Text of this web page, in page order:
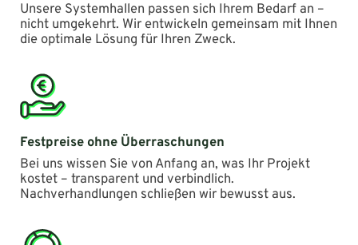
Unsere Systemhallen passen sich Ihrem Bedarf an –
nicht umgekehrt. Wir entwickeln gemeinsam mit Ihnen
die optimale Lösung für Ihren Zweck.
Festpreise ohne Überraschungen
Bei uns wissen Sie von Anfang an, was Ihr Projekt
kostet – transparent und verbindlich.
Nachverhandlungen schließen wir bewusst aus.